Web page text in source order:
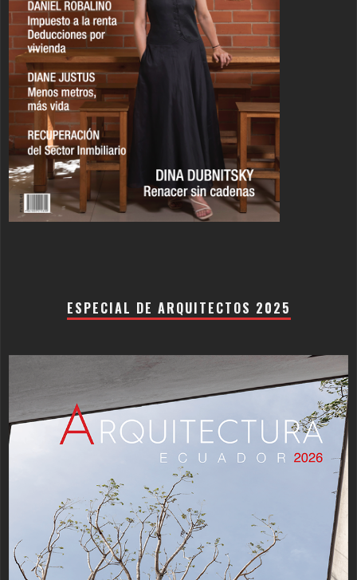
ESPECIAL DE ARQUITECTOS 2025